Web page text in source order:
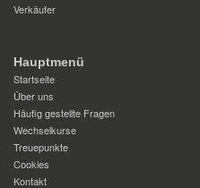
Verkäufer
Hauptmenü
Startseite
Über uns
Häufig gestellte Fragen
Wechselkurse
Treuepunkte
Cookies
Kontakt